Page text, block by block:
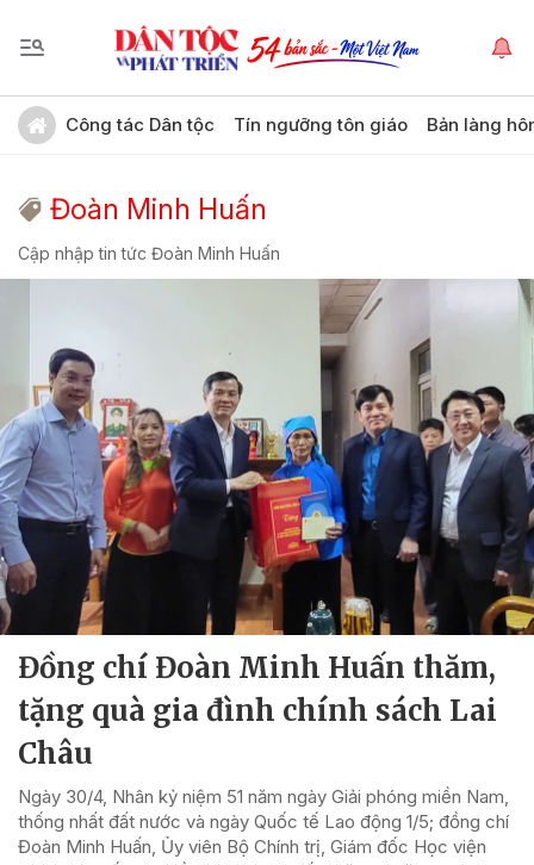
Công tác Dân tộc Tín ngưỡng tôn giáo Bản làng
Đoàn Minh Huấn
Cập nhập tin tức Đoàn Minh Huấn
Đồng chí Đoàn Minh Huấn thăm,
tặng quà gia đình chính sách Lai
Châu
Ngày 30/4, Nhân kỷ niệm 51 năm ngày Giải phóng miền Nam,
thống nhất đất nước và ngày Quốc tế Lao động 1/5; đồng chí
Đoàn Minh Huấn, Ủy viên Bộ Chính trị, Giám đốc Học viện